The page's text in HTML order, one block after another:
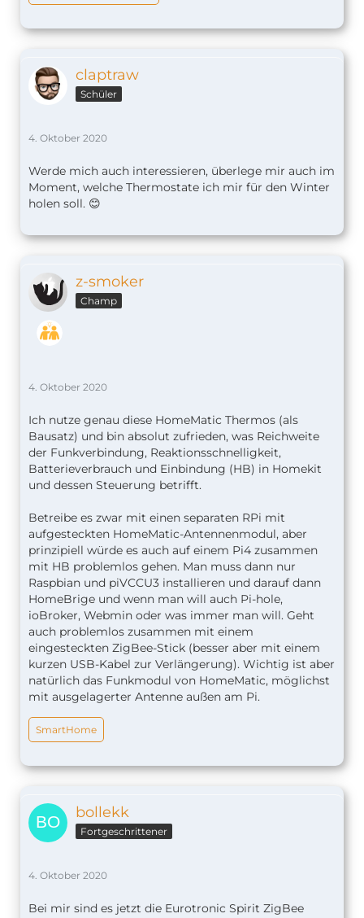
claptraw
Schüler
4. Oktober 2020
Werde mich auch interessieren, überlege mir auch im
Moment, welche Thermostate ich mir für den Winter
holen soll. 😊
z-smoker
Champ
4. Oktober 2020
Ich nutze genau diese HomeMatic Thermos (als
Bausatz) und bin absolut zufrieden, was Reichweite
der Funkverbindung, Reaktionsschnelligkeit,
Batterieverbrauch und Einbindung (HB) in Homekit
und dessen Steuerung betrifft.
Betreibe es zwar mit einen separaten RPi mit
aufgesteckten HomeMatic-Antennenmodul, aber
prinzipiell würde es auch auf einem Pi4 zusammen
mit HB problemlos gehen. Man muss dann nur
Raspbian und piVCCU3 installieren und darauf dann
HomeBrige und wenn man will auch Pi-hole,
ioBroker, Webmin oder was immer man will. Geht
auch problemlos zusammen mit einem
eingesteckten ZigBee-Stick (besser aber mit einem
kurzen USB-Kabel zur Verlängerung). Wichtig ist aber
natürlich das Funkmodul von HomeMatic, möglichst
mit ausgelagerter Antenne außen am Pi.
SmartHome
bollekk
Fortgeschrittener
4. Oktober 2020
Bei mir sind es jetzt die Eurotronic Spirit ZigBee